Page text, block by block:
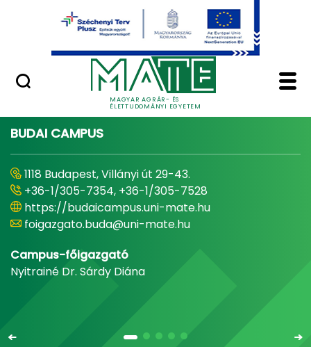
Ugrás a fő tartalomhoz
MAGYAR AGRÁR- ÉS
ÉLETTUDOMÁNYI EGYETEM
Minőségügy
Home - Magyar
BUDAI CAMPUS
1118 Budapest, Villányi út 29-43.
+36-1/305-7354, +36-1/305-7528
https://budaicampus.uni-mate.hu
foigazgato.buda@uni-mate.hu
Campus-főigazgató
Nyitrainé Dr. Sárdy Diána